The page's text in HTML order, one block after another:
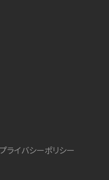
プライバシーポリシー